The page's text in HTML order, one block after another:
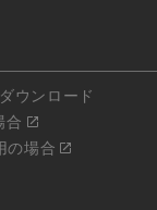
ウンロード
合
の場合